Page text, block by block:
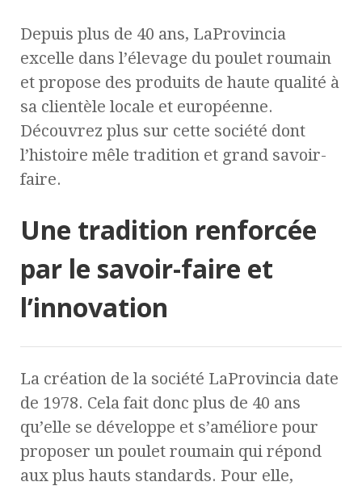
Depuis plus de 40 ans, LaProvincia
excelle dans l’élevage du poulet roumain
et propose des produits de haute qualité à
sa clientèle locale et européenne.
Découvrez plus sur cette société dont
l’histoire mêle tradition et grand savoir-
faire.
Une tradition renforcée
par le savoir-faire et
l’innovation
La création de la société LaProvincia date
de 1978. Cela fait donc plus de 40 ans
qu’elle se développe et s’améliore pour
proposer un poulet roumain qui répond
aux plus hauts standards. Pour elle,